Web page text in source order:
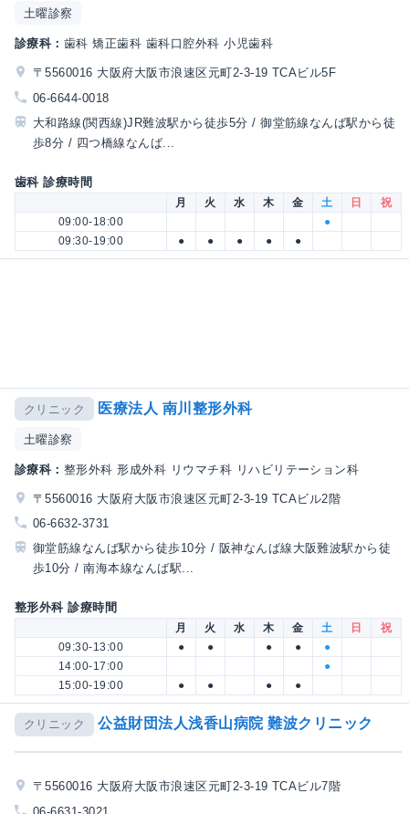
土曜診察
診療科： 歯科 矯正歯科 歯科口腔外科 小児歯科
〒5560016 大阪府大阪市浪速区元町2-3-19 TCAビル5F
06-6644-0018
大和路線(関西線)JR難波駅から徒歩5分 / 御堂筋線なんば駅から徒
歩8分 / 四つ橋線なんば...
歯科 診療時間
月 火 水 木 金 土 日
祝
09:00-18:00
●
09:30-19:00
● ● ● ● ●
クリニック 医療法人 南川整形外科
土曜診察
診療科： 整形外科 形成外科 リウマチ科 リハビリテーション科
〒5560016 大阪府大阪市浪速区元町2-3-19 TCAビル2階
06-6632-3731
御堂筋線なんば駅から徒歩10分 / 阪神なんば線大阪難波駅から徒
歩10分 / 南海本線なんば駅...
整形外科 診療時間
月 火 水 木 金 土 日
祝
09:30-13:00
● ● ● ●
●
14:00-17:00
●
15:00-19:00
● ● ● ●
クリニック 公益財団法人浅香山病院 難波クリニック
〒5560016 大阪府大阪市浪速区元町2-3-19 TCAビル7階